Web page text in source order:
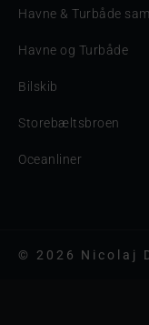
Havne & Turbåde
Havne og Turbåde
Bilskib
Storebæltsbroen
Oceanliner
© 2026 Nicolaj